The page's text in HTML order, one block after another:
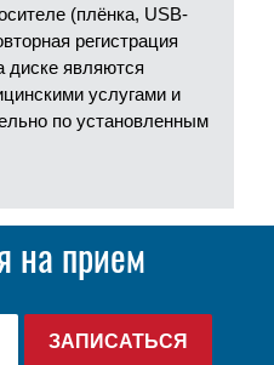
(плёнка, USB-
регистрация
диске являются
услугами и
по установленным
на прием